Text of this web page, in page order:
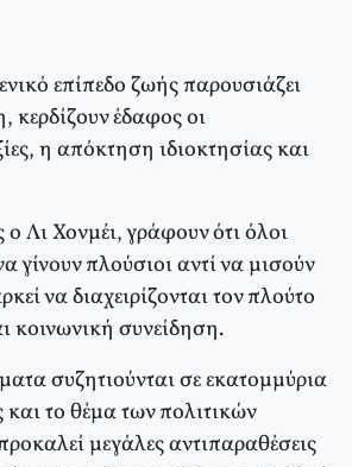
επίπεδο ζωής παρουσιάζει
κερδίζουν έδαφος οι
η απόκτηση ιδιοκτησίας και
ο Λι Χονμέι, γράφουν ότι όλοι
γίνουν πλούσιοι αντί να μισούν
να διαχειρίζονται τον πλούτο
κοινωνική συνείδηση.
συζητιούνται σε εκατομμύρια
και το θέμα των πολιτικών
μεγάλες αντιπαραθέσεις